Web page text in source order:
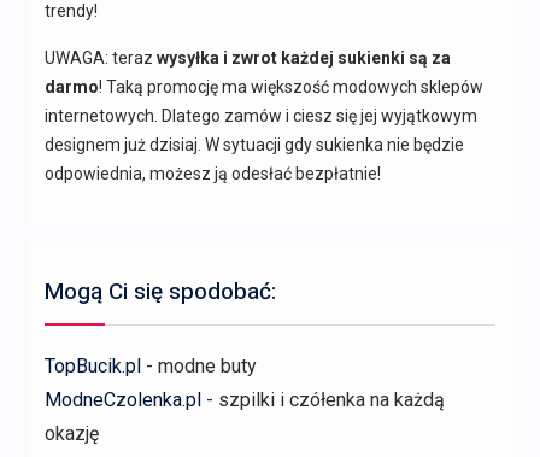
trendy!
UWAGA: teraz wysyłka i zwrot każdej sukienki są za
darmo! Taką promocję ma większość modowych sklepów
internetowych. Dlatego zamów i ciesz się jej wyjątkowym
designem już dzisiaj. W sytuacji gdy sukienka nie będzie
odpowiednia, możesz ją odesłać bezpłatnie!
Mogą Ci się spodobać:
TopBucik.pl - modne buty
ModneCzolenka.pl - szpilki i czółenka na każdą
okazję